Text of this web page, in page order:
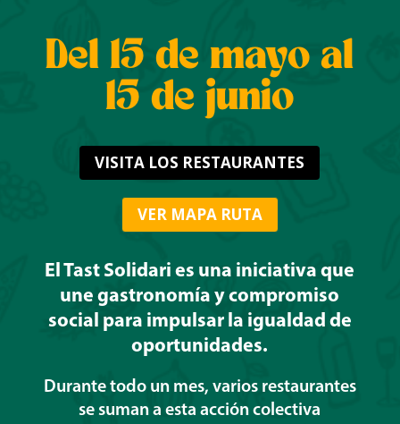
Del 15 de mayo al
15 de junio
VISITA LOS RESTAURANTES
VER MAPA RUTA
El Tast Solidari es una iniciativa que
une gastronomía y compromiso
social para impulsar la igualdad de
oportunidades.
Durante todo un mes, varios restaurantes
se suman a esta acción colectiva